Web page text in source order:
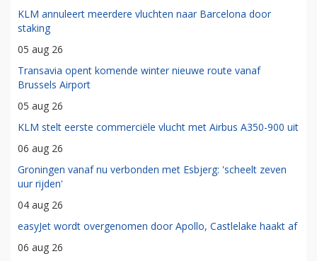
KLM annuleert meerdere vluchten naar Barcelona door
staking
05 aug 26
Transavia opent komende winter nieuwe route vanaf
Brussels Airport
05 aug 26
KLM stelt eerste commerciële vlucht met Airbus A350-900 uit
06 aug 26
Groningen vanaf nu verbonden met Esbjerg: 'scheelt zeven
uur rijden'
04 aug 26
easyJet wordt overgenomen door Apollo, Castlelake haakt af
06 aug 26